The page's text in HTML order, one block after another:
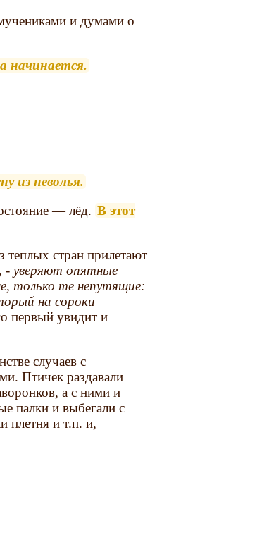
и думами о
начинается.
из неволья.
— лёд. В этот
теплых стран прилетают
уверяют опятные
только те непутящие:
на сороки
первый увидит и
случаев с
Птичек раздавали
а с ними и
палки и выбегали с
плетня и т.п. и,